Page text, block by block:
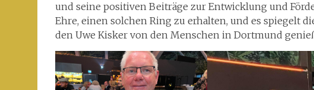
und seine positiven Beiträge zur Entwicklung und
Ehre, einen solchen Ring zu erhalten, und es spiegelt
den Uwe Kisker von den Menschen in Dortmund